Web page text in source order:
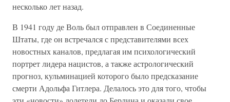
несколько лет назад.
В 1941 году де Воль был отправлен в Соединенные
Штаты, где он встречался с представителями всех
новостных каналов, предлагая им психологический
портрет лидера нацистов, а также астрологический
прогноз, кульминацией которого было предсказание
смерти Адольфа Гитлера. Делалось это для того, чтобы